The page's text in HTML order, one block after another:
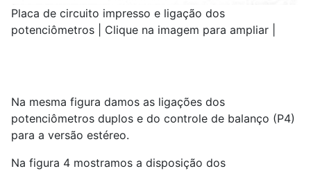
Placa de circuito impresso e ligação dos
potenciômetros | Clique na imagem para ampliar |
Na mesma figura damos as ligações dos
potenciômetros duplos e do controle de balanço (P4)
para a versão estéreo.
Na figura 4 mostramos a disposição dos